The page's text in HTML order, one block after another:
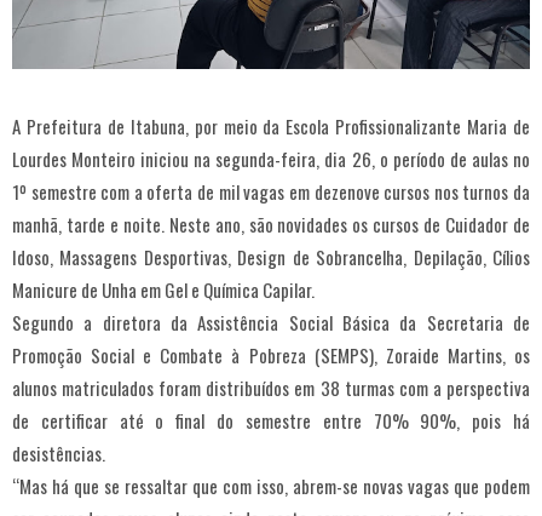
A Prefeitura de Itabuna, por meio da Escola Profissionalizante Maria de
Lourdes Monteiro iniciou na segunda-feira, dia 26, o período de aulas no
1º semestre com a oferta de mil vagas em dezenove cursos nos turnos da
manhã, tarde e noite. Neste ano, são novidades os cursos de Cuidador de
Idoso, Massagens Desportivas, Design de Sobrancelha, Depilação, Cílios
Manicure de Unha em Gel e Química Capilar.
Segundo a diretora da Assistência Social Básica da Secretaria de
Promoção Social e Combate à Pobreza (SEMPS), Zoraide Martins, os
alunos matriculados foram distribuídos em 38 turmas com a perspectiva
de certificar até o final do semestre entre 70% 90%, pois há
desistências.
“Mas há que se ressaltar que com isso, abrem-se novas vagas que podem